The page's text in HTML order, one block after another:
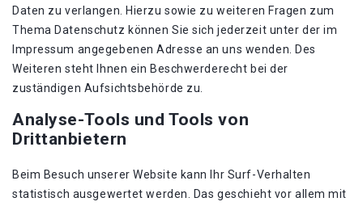
Daten zu verlangen. Hierzu sowie zu weiteren Fragen zum
Thema Datenschutz können Sie sich jederzeit unter der im
Impressum angegebenen Adresse an uns wenden. Des
Weiteren steht Ihnen ein Beschwerderecht bei der
zuständigen Aufsichtsbehörde zu.
Analyse-Tools und Tools von
Drittanbietern
Beim Besuch unserer Website kann Ihr Surf-Verhalten
statistisch ausgewertet werden. Das geschieht vor allem mit